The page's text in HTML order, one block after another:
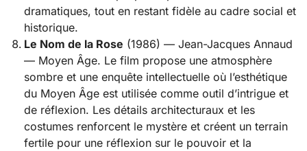
dramatiques, tout en restant fidèle au cadre social et
historique.
Le Nom de la Rose (1986) — Jean-Jacques Annaud
— Moyen Âge. Le film propose une atmosphère
sombre et une enquête intellectuelle où l’esthétique
du Moyen Âge est utilisée comme outil d’intrigue et
de réflexion. Les détails architecturaux et les
costumes renforcent le mystère et créent un terrain
fertile pour une réflexion sur le pouvoir et la